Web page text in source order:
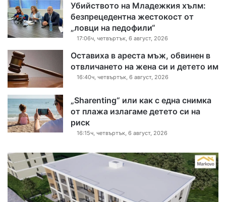
Убийството на Младежкия хълм:
безпрецедентна жестокост от
„ловци на педофили“
17:06ч, четвъртък, 6 август, 2026
Оставиха в ареста мъж, обвинен в
отвличането на жена си и детето им
16:40ч, четвъртък, 6 август, 2026
„Sharenting“ или как с една снимка
от плажа излагаме детето си на
риск
16:15ч, четвъртък, 6 август, 2026